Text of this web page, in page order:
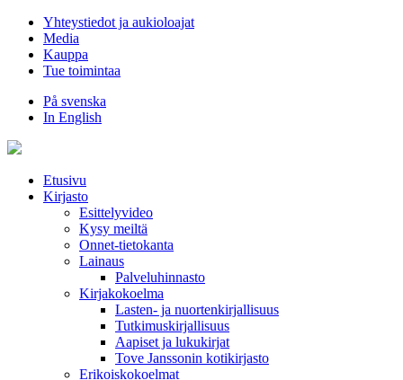
Hyppää
sisältöön
Yhteystiedot ja aukioloajat
Media
Kauppa
Tue toimintaa
På svenska
In English
Etusivu
Kirjasto
Esittelyvideo
Kysy meiltä
Onnet-tietokanta
Lainaus
Palveluhinnasto
Kirjakokoelma
Lasten- ja nuortenkirjallisuus
Tutkimuskirjallisuus
Aapiset ja lukukirjat
Tove Janssonin kotikirjasto
Erikoiskokoelmat